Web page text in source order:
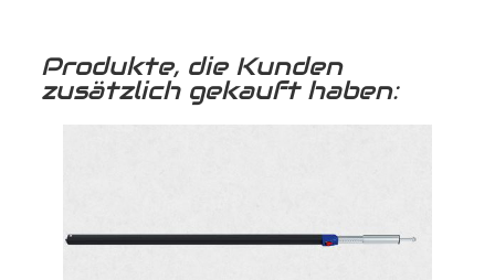
Produkte, die Kunden
zusätzlich gekauft haben: